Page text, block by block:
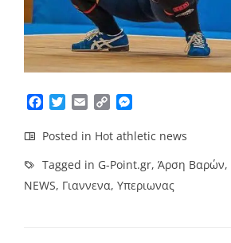
Facebook
TwitterEmailCopy
Posted in Hot athletic news
Tagged in G-Point.gr, Άρση Βαρών,
NEWS, Γιαννενα, Υπεριωνας